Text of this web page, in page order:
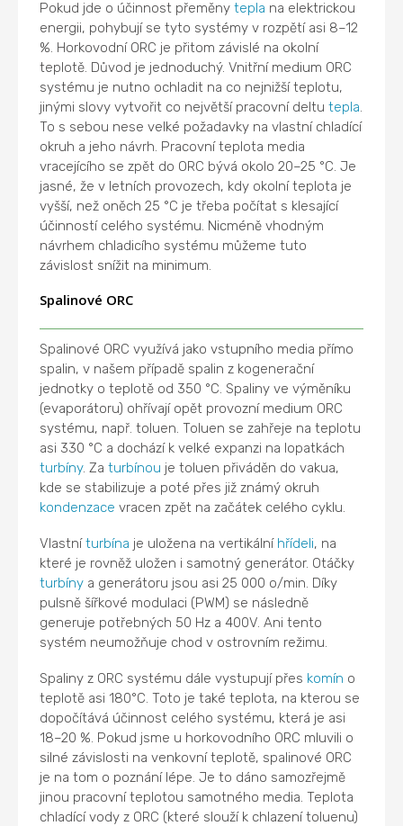
Pokud jde o účinnost přeměnytepla na elektrickou
energii, pohybují se tyto systémy v rozpětí asi 8–12
%. Horkovodní ORC je přitom závislé na okolní
teplotě. Důvod je jednoduchý. Vnitřní medium ORC
systému je nutno ochladit na co nejnižší teplotu,
jinými slovy vytvořit co největší pracovní deltutepla.
To s sebou nese velké požadavky na vlastní chladící
okruh a jeho návrh. Pracovní teplota media
vracejícího se zpět do ORC bývá okolo 20–25 °C. Je
jasné, že v letních provozech, kdy okolní teplota je
vyšší, než oněch 25 °C je třeba počítat s klesající
účinností celého systému. Nicméně vhodným
návrhem chladicího systému můžeme tuto
závislost snížit na minimum.
Spalinové ORC
Spalinové ORC využívá jako vstupního media přímo
spalin, v našem případě spalin z kogenerační
jednotky o teplotě od 350 °C. Spaliny ve výměníku
(evaporátoru) ohřívají opět provozní medium ORC
systému, např. toluen. Toluen se zahřeje na teplotu
asi 330 °C a dochází k velké expanzi na lopatkách
turbíny. Zaturbínou je toluen přiváděn do vakua,
kde se stabilizuje a poté přes již známý okruh
kondenzace vracen zpět na začátek celého cyklu.
Vlastníturbína je uložena na vertikální hřídeli, na
které je rovněž uložen i samotný generátor. Otáčky
turbíny a generátoru jsou asi 25 000 o/min. Díky
pulsně šířkové modulaci (PWM) se následně
generuje potřebných 50 Hz a 400V. Ani tento
systém neumožňuje chod v ostrovním režimu.
Spaliny z ORC systému dále vystupují přes komín o
teplotě asi 180°C. Toto je také teplota, na kterou se
dopočítává účinnost celého systému, která je asi
18–20 %. Pokud jsme u horkovodního ORC mluvili o
silné závislosti na venkovní teplotě, spalinové ORC
je na tom o poznání lépe. Je to dáno samozřejmě
jinou pracovní teplotou samotného media. Teplota
chladící vody z ORC (které slouží k chlazení toluenu)